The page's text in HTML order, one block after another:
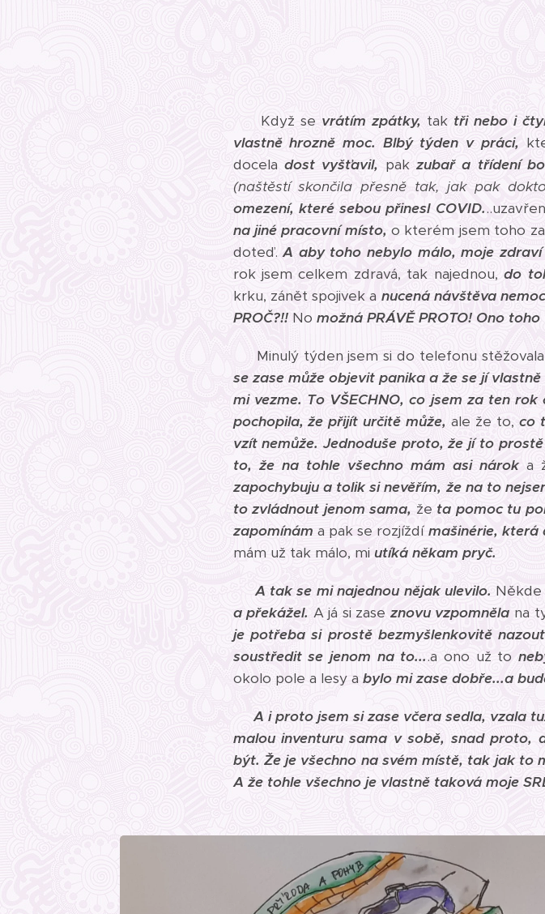
Když se vrátím zpátky, tak tři nebo i
vlastně hrozně moc. Blbý týden v práci,
docela dost vyšťavil, pakzubař a třídení
(naštěstí skončila přesně tak, jak pak
omezení, které sebou přinesl COVID.
na jiné pracovní místo, o kterém jsem toho
doteď.A aby toho nebylo málo, moje
rok jsem celkem zdravá, tak najednou,do
krku, zánět spojivek a nucená návštěva
PROČ?!!No možná PRÁVĚ PROTO! Ono toho
Minulý týden jsem si do telefonu
se zase může objevit panika a že se jí vlastně
mi vezme. To VŠECHNO, co jsem za ten rok
pochopila, že přijít určitě může, ale že to, co
vzít nemůže. Jednoduše proto, že jí to
to, že na tohle všechno mám asi nároka
zapochybuju a tolik si nevěřím, že na to
to zvládnout jenom sama, že ta pomoc tu
zapomínám a pak se rozjíždí mašinérie, která
mám už tak málo, mi utíká někam pryč.
A tak se mi najednou nějak ulevilo.
a překážel. A já si zase znovu vzpomněla na
je potřeba si prostě bezmyšlenkovitě
soustředit se jenom na to....a ono už to
okolo pole a lesy a bylo mi zase dobře...a
A i proto jsem si zase včera sedla, vzala
malou inventuru sama v sobě, snad
být. Že je všechno na svém místě, tak jak to
A že tohle všechno je vlastně taková moje